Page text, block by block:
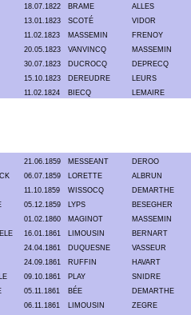
18.07.1822 BRAME
ALLES
13.01.1823 SCOTÉ
VIDOR
11.02.1823 MASSEMIN
FRENOY
20.05.1823 VANVINCQ
MASSEMIN
30.07.1823 DUCROCQ
DEPRECQ
15.10.1823 DEREUDRE
LEURS
11.02.1824 BIECQ LEMAIRE
21.06.1859 MESSEANT
DEROO
06.07.1859 LORETTE
ALBRUN
11.10.1859 WISSOCQ
DEMARTHE
05.12.1859 LYPS
BESEGHER
01.02.1860 MAGINOT
MASSEMIN
16.01.1861 LIMOUSIN
BERNART
24.04.1861 DUQUESNE
VASSEUR
24.09.1861 RUFFIN
HAVART
09.10.1861 PLAY
SNIDRE
05.11.1861 BÉE
DEMARTHE
06.11.1861 LIMOUSIN
ZEGRE